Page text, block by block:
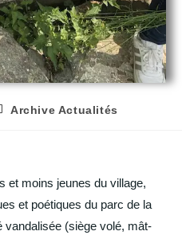
Archive Actualités
et moins jeunes du village,
et poétiques du parc de la
vandalisée (siège volé, mât-